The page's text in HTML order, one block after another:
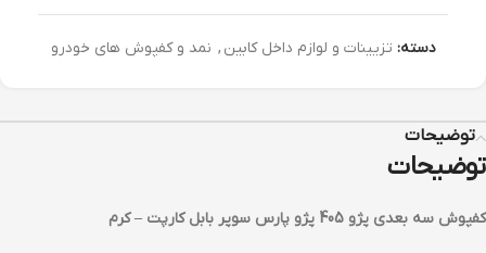
دسته: تزیینات و لوازم داخل کابین , نمد و کفپوش های خودرو
توضیحات
توضیحات
کفپوش سه بعدی پژو 405 پژو پارس سوپر بابل کارپت – کرم